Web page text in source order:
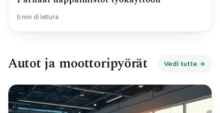
5 min di lettura
Autot ja moottoripyörät Vedi tutte →